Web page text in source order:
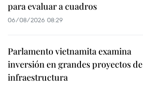
para evaluar a cuadros
06/08/2026 08:29
Parlamento vietnamita examina
inversión en grandes proyectos de
infraestructura